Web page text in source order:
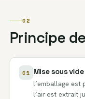
02
Principe
01 Mise sous
l’emballage est
l’air est extrait